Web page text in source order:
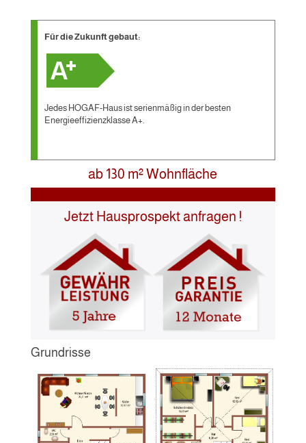
Für die Zukunft gebaut:
Jedes HOGAF-Haus ist serienmäßig in der besten
Energieeffizienzklasse A+.
ab 130 m² Wohnfläche
Jetzt Hausprospekt anfragen !
Grundrisse